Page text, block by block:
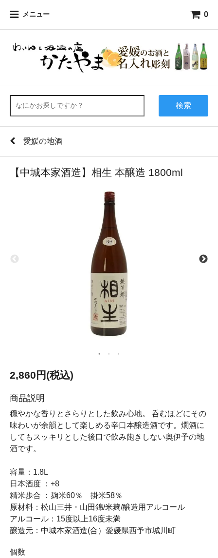
メニュー 0
検索
愛媛の地酒
【中城本家酒造】相生 本醸造 1800ml
2,860円(税込)
商品説明
穏やかな香りとさらりとした飲み心地。 呑むほどにその
味わいが余韻として楽しめる辛口本醸造酒です。燗酒に
してもスッキリとした後口で飲み飽きしない奥伊予の地
酒です。
容量：1.8L
日本酒度 ：+8
精米歩合 ：麹米60％ 掛米58％
原材料：松山三井・山田錦/米麹/醸造用アルコール
アルコール：15度以上16度未満
醸造元：中城本家酒造(合）愛媛県西予市城川町
個数